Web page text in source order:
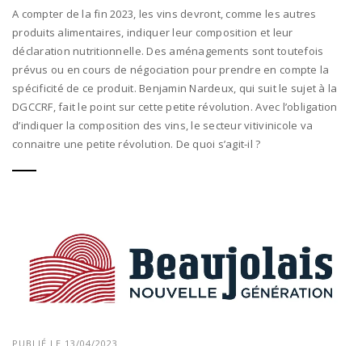
A compter de la fin 2023, les vins devront, comme les autres
produits alimentaires, indiquer leur composition et leur
déclaration nutritionnelle. Des aménagements sont toutefois
prévus ou en cours de négociation pour prendre en compte la
spécificité de ce produit. Benjamin Nardeux, qui suit le sujet à la
DGCCRF, fait le point sur cette petite révolution. Avec l’obligation
d’indiquer la composition des vins, le secteur vitivinicole va
connaitre une petite révolution. De quoi s’agit-il ?
PUBLIÉ LE 13/04/2023